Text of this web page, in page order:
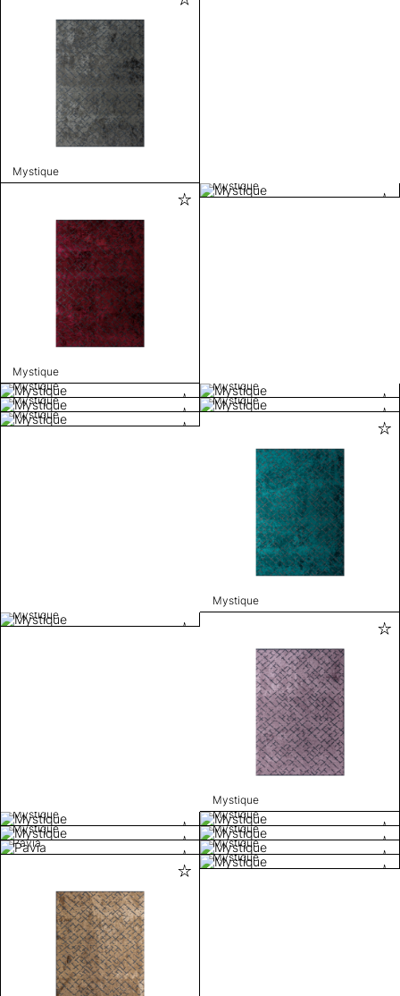
Mystique
Mystique
Mystique
Mystique
Mystique
Mystique
Mystique
Mystique
Mystique
Mystique
Mystique
Mystique
Mystique
Mystique
Mystique
Pavia
Mystique
Mystique